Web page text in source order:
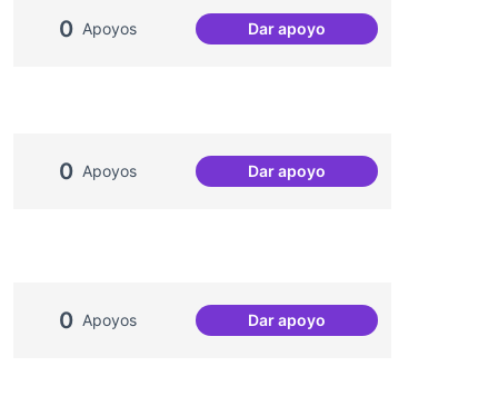
0 Apoyos Dar apoyoPodcast Radio Comunitària
0 Apoyos Dar apoyoMalestar emocional en la
0 Apoyos Dar apoyoTreball en xarxa amb